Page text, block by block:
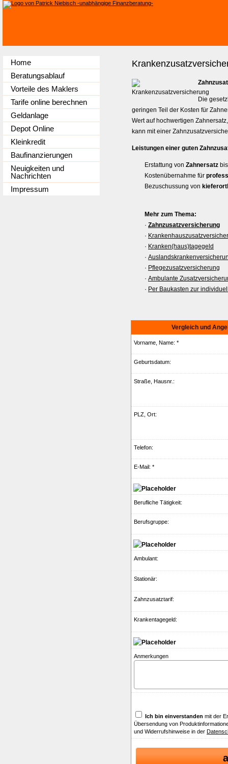
Home
Beratungsablauf
Vorteile des Maklers
Tarife online berechnen
Geldanlage
Depot Online
Kleinkredit
Baufinanzierungen
Neuigkeiten und
Nachrichten
Impressum
Die
geringen Teil der Kosten für
Wert auf hochwertigen
kann mit einer
Leistungen einer guten
Erstattung von Zahnersatz
Kostenübernahme für
Bezuschussung von
Mehr zum Thema:
· Zahn­zu­satz­ver­si­che­rung
·
· Kranken(haus)tagegeld
·
· Pflegezusatzversicherung
· Ambulante
· Per Baukasten zur
Vergleich und
Vorname, Name: *
Geburts­datum:
Straße, Hausnr.:
PLZ, Ort:
Telefon:
E-Mail: *
Berufliche Tätigkeit:
Berufsgruppe:
Ambulant:
Stationär:
Zahnzusatztarif:
Krankentagegeld:
Anmerkungen
Ich bin einverstanden mit der
Übersendung von
und Widerrufshinweise in der